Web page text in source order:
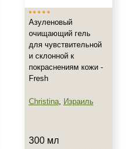
Азуленовый
очищающий гель
для чувствительной
и склонной к
покраснениям кожи -
Fresh
Christina, Израиль
300 мл